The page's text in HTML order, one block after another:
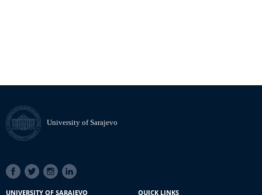
University of Sarajevo
SOCIAL
LINKS
UNIVERSITY OF SARAJEVO
QUICK LINKS